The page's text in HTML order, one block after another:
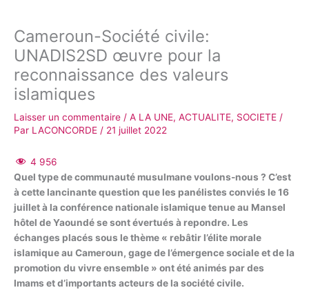
Cameroun-Société civile:
UNADIS2SD œuvre pour la
reconnaissance des valeurs
islamiques
Laisser un commentaire / A LA UNE, ACTUALITE, SOCIETE /
Par LACONCORDE / 21 juillet 2022
4 956
Quel type de communauté musulmane voulons-nous ? C’est
à cette lancinante question que les panélistes conviés le 16
juillet à la conférence nationale islamique tenue au Mansel
hôtel de Yaoundé se sont évertués à repondre. Les
échanges placés sous le thème « rebâtir l’élite morale
islamique au Cameroun, gage de l’émergence sociale et de la
promotion du vivre ensemble » ont été animés par des
Imams et d’importants acteurs de la société civile.